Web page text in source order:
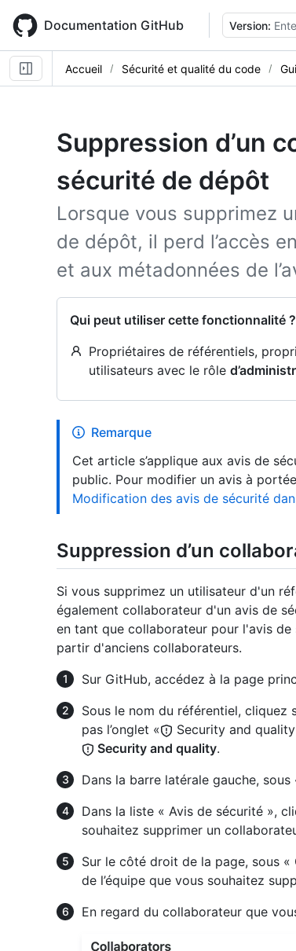
main
content
Documentation GitHub Version:
Accueil Sécurité et qualité du code
Suppression d’un
sécurité de dépôt
Lorsque vous supprimez
de dépôt, il perd l’accès
et aux métadonnées de
Qui peut utiliser cette fonctionnalité ?
Propriétaires de référentiels,
utilisateurs avec le rôle
Remarque
Cet article s’applique aux avis de
public. Pour modifier un avis à
Modification des avis de sécurité
Suppression d’un
Si vous supprimez un utilisateur d'un
également collaborateur d'un avis de
en tant que collaborateur pour l'avis
partir d'anciens collaborateurs.
Sur GitHub, accédez à la page
Sous le nom du référentiel, cliquez
pas l’onglet «
Security and
Security and quality.
Dans la barre latérale gauche,
Dans la liste « Avis de sécurité »,
souhaitez supprimer un
Sur le côté droit de la page, sous «
de l’équipe que vous souhaitez
En regard du collaborateur que